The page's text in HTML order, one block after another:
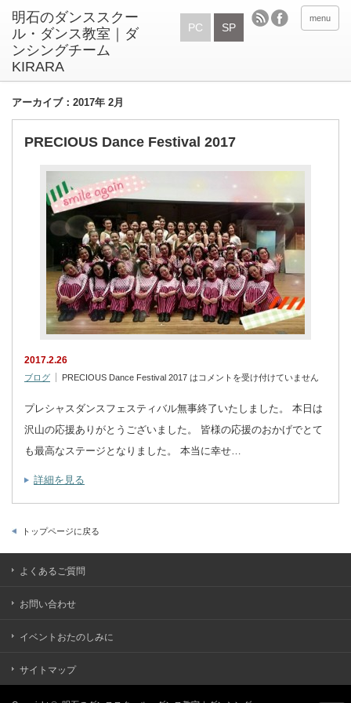
menu
PC SP
アーカイブ：2017年 2月
PRECIOUS Dance Festival 2017
2017.2.26
ブログ PRECIOUS Dance Festival 2017 はコメントを受け付けていません
プレシャスダンスフェスティバル無事終了いたしました。 本日は
沢山の応援ありがとうございました。 皆様の応援のおかげでとて
も最高なステージとなりました。 本当に幸せ…
詳細を見る
トップページに戻る
よくあるご質問
お問い合わせ
イベントおたのしみに
サイトマップ